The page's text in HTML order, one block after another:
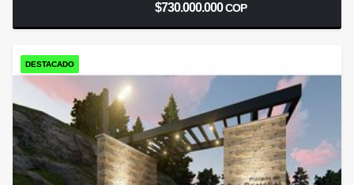
$730.000.000COP
DESTACADO